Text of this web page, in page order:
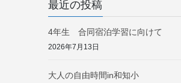
最近の投稿
4年生 合同宿泊学習に向けて
2026年7月13日
大人の自由時間in和知小